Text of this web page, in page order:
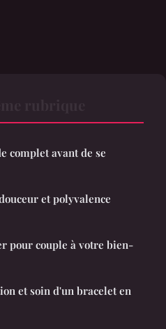
complet avant de se
et polyvalence
pour couple à votre bien-
et soin d'un bracelet en